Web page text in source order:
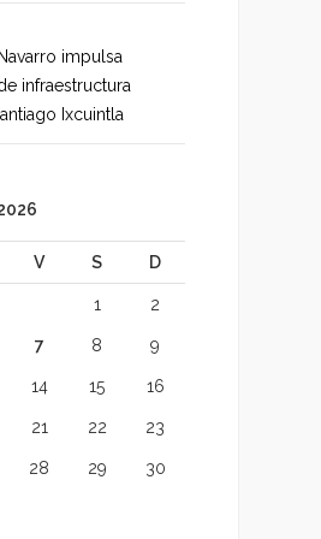
impulsa
infraestructura
Ixcuintla
V S D
1 2
7 8 9
14 15 16
21 22 23
28 29 30